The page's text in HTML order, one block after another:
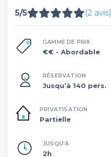
5/5 (2 avis)
GAMME DE PRIX
€€ - Abordable
RÉSERVATION
Jusqu’à 140 pers.
PRIVATISATION
Partielle
JUSQU'À
2h